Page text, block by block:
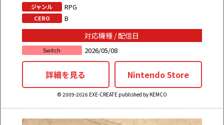
ジャンル RPG
CERO B
対応機種 / 配信日
Switch 2026/05/08
詳細を見る Nintendo Store
© 2009-2026 EXE-CREATE published by KEMCO